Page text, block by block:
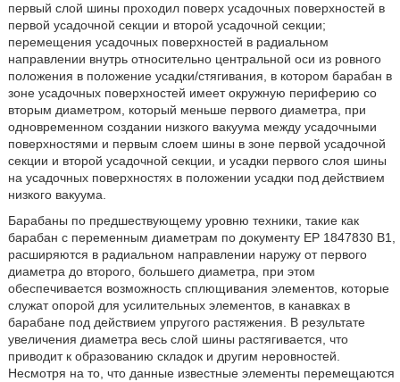
первый слой шины проходил поверх усадочных поверхностей в
первой усадочной секции и второй усадочной секции;
перемещения усадочных поверхностей в радиальном
направлении внутрь относительно центральной оси из ровного
положения в положение усадки/стягивания, в котором барабан в
зоне усадочных поверхностей имеет окружную периферию со
вторым диаметром, который меньше первого диаметра, при
одновременном создании низкого вакуума между усадочными
поверхностями и первым слоем шины в зоне первой усадочной
секции и второй усадочной секции, и усадки первого слоя шины
на усадочных поверхностях в положении усадки под действием
низкого вакуума.
Барабаны по предшествующему уровню техники, такие как
барабан с переменным диаметрам по документу ЕР 1847830 В1,
расширяются в радиальном направлении наружу от первого
диаметра до второго, большего диаметра, при этом
обеспечивается возможность сплющивания элементов, которые
служат опорой для усилительных элементов, в канавках в
барабане под действием упругого растяжения. В результате
увеличения диаметра весь слой шины растягивается, что
приводит к образованию складок и другим неровностей.
Несмотря на то, что данные известные элементы перемещаются